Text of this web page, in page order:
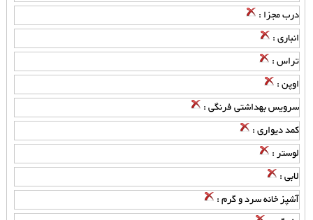
درب مجزا :
انباری :
تراس :
اوپن :
سرویس بهداشتی فرنگی :
کمد دیواری :
لوستر :
لابی :
آشپز خانه سرد و گرم :